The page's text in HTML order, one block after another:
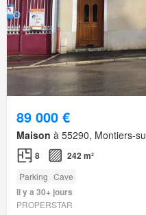
89 000 €
Maison à 55290, Montiers-
8 242 m²
Parking Cave
Il y a 30+ jours
PROPERSTAR